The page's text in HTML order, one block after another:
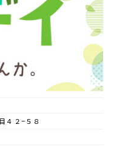
４２−５８